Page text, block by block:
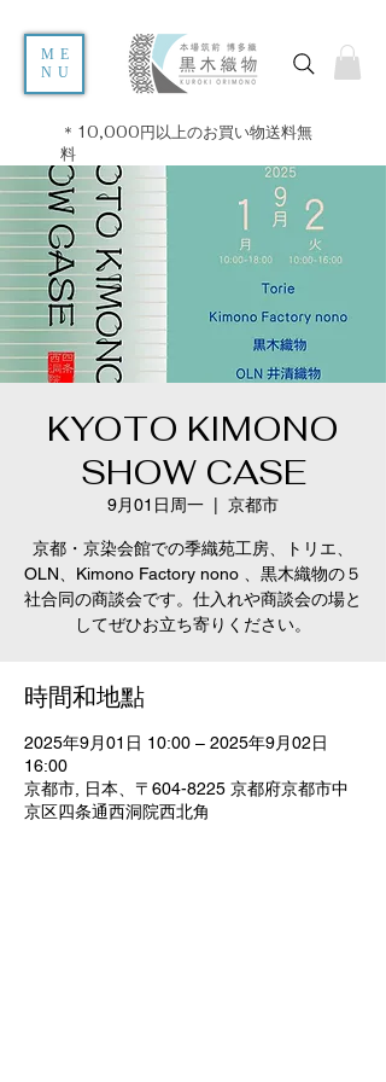
ME
NU
＊10,000円以上のお買い物送料無
料
KYOTO KIMONO
SHOW CASE
9月01日周一 京都市
京都・京染会館での季織苑工房、トリエ、
OLN、Kimono Factory nono 、黒木織物の５
社合同の商談会です。仕入れや商談会の場と
してぜひお立ち寄りください。
時間和地點
2025年9月01日 10:00 – 2025年9月02日
16:00
京都市, 日本、〒604-8225 京都府京都市中
京区四条通西洞院西北角